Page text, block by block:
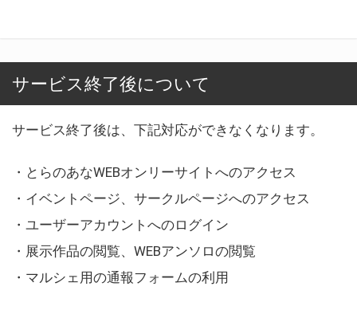
サービス終了後について
サービス終了後は、下記対応ができなくなります。
・とらのあなWEBオンリーサイトへのアクセス
・イベントページ、サークルページへのアクセス
・ユーザーアカウントへのログイン
・展示作品の閲覧、WEBアンソロの閲覧
・マルシェ用の通報フォームの利用